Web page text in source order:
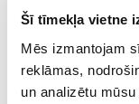
Šī tīmekļa vietne
Mēs izmantojam
reklāmas,
un analizētu
30. Jul 13:00